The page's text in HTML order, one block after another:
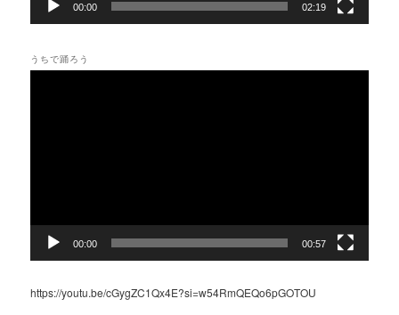
00:00 02:19
うちで踊ろう
00:00 00:57
https://youtu.be/cGygZC1Qx4E?si=w54RmQEQo6pGOTOU